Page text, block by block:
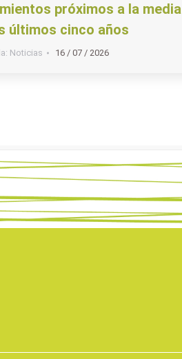
próximos a la media
últimos cinco años
Noticias 16 / 07 / 2026